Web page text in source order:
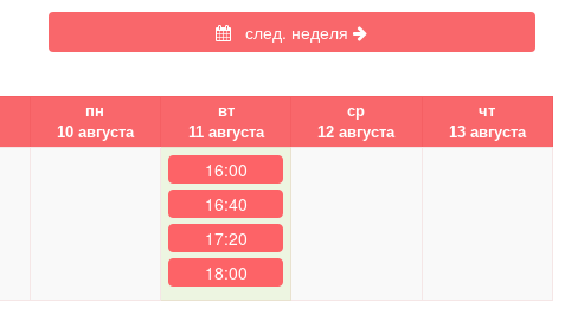
след. неделя
пн
10 августа
вт
11 августа
ср
12 августа
чт
13 августа
16:00
16:40
17:20
18:00